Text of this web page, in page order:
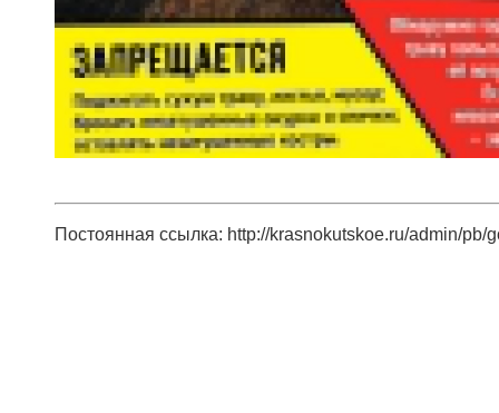
Постоянная ссылка: http://krasnokutskoe.ru/admin/pb/